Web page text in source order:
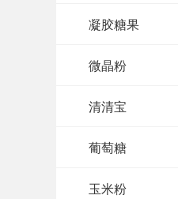
凝胶糖果
微晶粉
清清宝
葡萄糖
玉米粉